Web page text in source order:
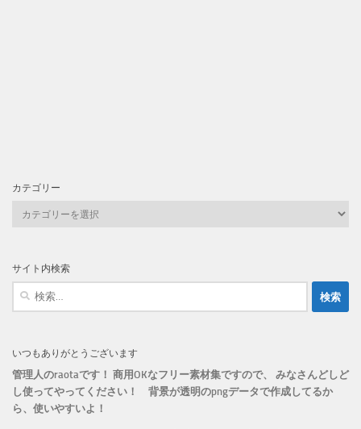
カテゴリー
ー
サイト内検索
検
いつもありがとうございます
管理人のraotaです！ 商用OKなフリー素材集ですので、 みなさんどしど
し使ってやってください！ 背景が透明のpngデータで作成してるか
ら、 使いやすいよ！